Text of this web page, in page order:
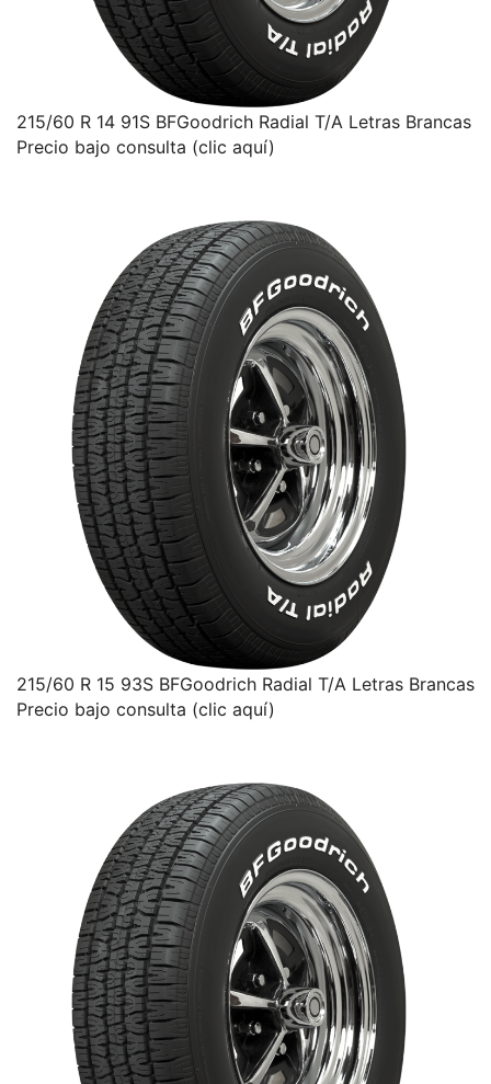
215/60 R 14 91S BFGoodrich Radial T/A Letras Brancas
Precio bajo consulta (clic aquí)
215/60 R 15 93S BFGoodrich Radial T/A Letras Brancas
Precio bajo consulta (clic aquí)